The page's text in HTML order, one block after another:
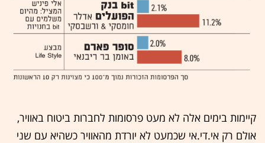
קיימות בימים אלה לא מעט פרסומות לחברות ביטוח באוויר,
אולם רק אי.די.אי שכמעט לא יורדת מהאוויר כשהיא עם שני